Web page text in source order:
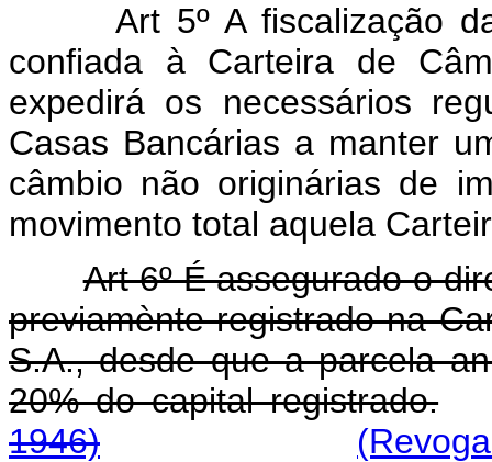
Art 5º A fiscalização
confiada à Carteira de
expedirá os necessários
Casas Bancárias a manter
câmbio não originárias de
movimento total aquela
Art 6º É assegurado o
previamènte registrado na
S.A., desde que a parcela
20% do capital registrado.
1946)